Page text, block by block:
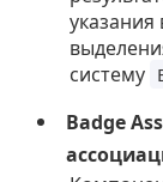
систему
Badge